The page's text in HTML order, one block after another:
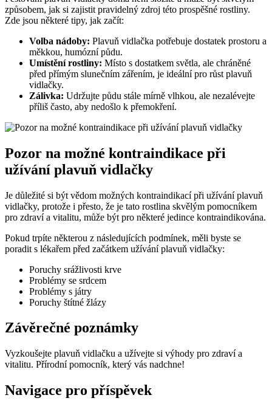
způsobem, jak si zajistit pravidelný zdroj této prospěšné rostliny.
Zde jsou některé tipy, jak začít:
Volba nádoby: Plavuň vidlačka potřebuje dostatek prostoru a
měkkou, humózní půdu.
Umístění rostliny: Místo s dostatkem světla, ale chráněné
před přímým slunečním zářením, je ideální pro růst plavuň
vidlačky.
Zálivka: Udržujte půdu stále mírně vlhkou, ale nezalévejte
příliš často, aby nedošlo k přemokření.
Pozor na možné kontraindikace při
užívání plavuň vidlačky
Je důležité si být vědom možných kontraindikací při užívání plavuň
vidlačky, protože i přesto, že je tato rostlina skvělým pomocníkem
pro zdraví a vitalitu, může být pro některé jedince kontraindikována.
Pokud trpíte některou z následujících podmínek, měli byste se
poradit s lékařem před začátkem užívání plavuň vidlačky:
Poruchy srážlivosti krve
Problémy se srdcem
Problémy s játry
Poruchy štítné žlázy
Závěrečné poznámky
Vyzkoušejte plavuň vidlačku a užívejte si výhody pro zdraví a
vitalitu. Přírodní pomocník, který vás nadchne!
Navigace pro příspěvek